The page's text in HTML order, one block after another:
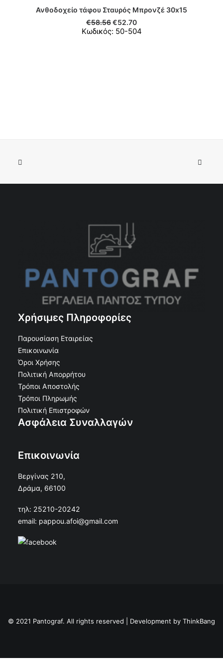
Ανθοδοχείο τάφου Σταυρός Μπρονζέ 30x15
€58.56€52.70
Κωδικός: 50-504
Χρήσιμες Πληροφορίες
Παρουσίαση Εταιρείας
Επικοινωνία
Όροι Χρήσης
Πολιτική Απορρήτου
Τρόποι Αποστολής
Τρόποι Πληρωμής
Πολιτική Επιστροφών
Ασφάλεια Συναλλαγών
Επικοινωνία
Βεργίνας 210,
Δράμα, 66100
τηλ: 25210-20242
email: pappou.afoi@gmail.com
© 2021 Pantograf. All rights reserved | Development by ThinkBang